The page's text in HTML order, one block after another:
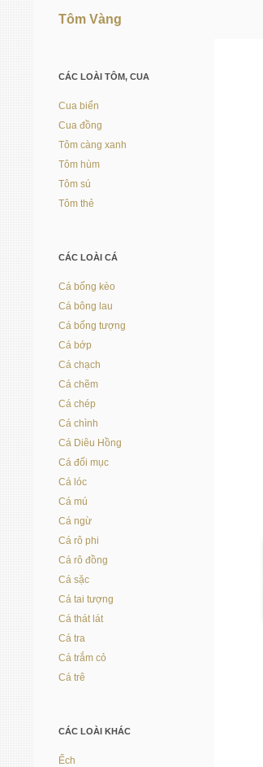
Tôm Vàng
CÁC LOÀI TÔM, CUA
Cua biển
Cua đồng
Tôm càng xanh
Tôm hùm
Tôm sú
Tôm thẻ
CÁC LOÀI CÁ
Cá bống kèo
Cá bông lau
Cá bống tượng
Cá bớp
Cá chạch
Cá chẽm
Cá chép
Cá chình
Cá Diêu Hồng
Cá đối mục
Cá lóc
Cá mú
Cá ngừ
Cá rô phi
Cá rô đồng
Cá sặc
Cá tai tượng
Cá thát lát
Cá tra
Cá trắm cỏ
Cá trê
CÁC LOÀI KHÁC
Ếch